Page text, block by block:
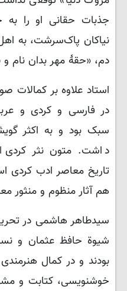
جذبات حقانی او را
نیاکان پاک‌سرشت، به
دم، «حقۀ مهر بدان نام
استاد علاوه بر کمالات
در فارسی و کردی و
سبک بود و به اکثر
داشت. متون نثر کردی
تاریخ معاصر ادب کردی
هم آثار منظوم و منثور
سیدطاهر هاشمی در
شیوة حافظ عثمان و
بودند و در کمال
خوشنویسی، کتابت و